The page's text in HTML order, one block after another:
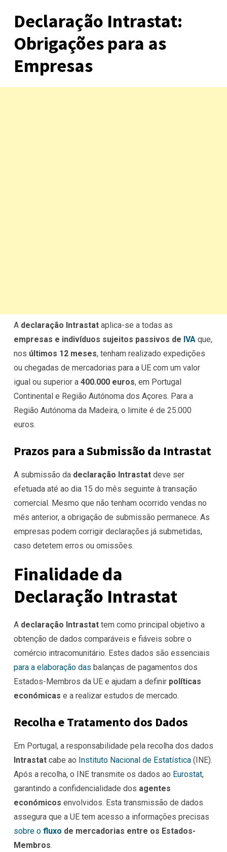
Declaração Intrastat:
Obrigações para as
Empresas
A declaração Intrastat aplica-se a todas as
empresas e indivíduos sujeitos passivos de IVA que,
nos últimos 12 meses, tenham realizado expedições
ou chegadas de mercadorias para a UE com um valor
igual ou superior a 400.000 euros, em Portugal
Continental e Região Autónoma dos Açores. Para a
Região Autónoma da Madeira, o limite é de 25.000
euros.
Prazos para a Submissão da Intrastat
A submissão da declaração Intrastat deve ser
efetuada até ao dia 15 do mês seguinte à transação
comercial. Mesmo que não tenham ocorrido vendas no
mês anterior, a obrigação de submissão permanece. As
empresas podem corrigir declarações já submetidas,
caso detetem erros ou omissões.
Finalidade da
Declaração Intrastat
A declaração Intrastat tem como principal objetivo a
obtenção de dados comparáveis e fiáveis sobre o
comércio intracomunitário. Estes dados são essenciais
para a elaboração das balanças de pagamentos dos
Estados-Membros da UE e ajudam a definir políticas
económicas e a realizar estudos de mercado.
Recolha e Tratamento dos Dados
Em Portugal, a responsabilidade pela recolha dos dados
Intrastat cabe ao Instituto Nacional de Estatística (INE).
Após a recolha, o INE transmite os dados ao Eurostat,
garantindo a confidencialidade dos agentes
económicos envolvidos. Esta transmissão de dados
assegura que a UE tem acesso a informações precisas
sobre o fluxo de mercadorias entre os Estados-
Membros.